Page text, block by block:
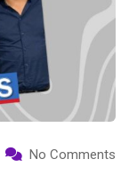
No Comments